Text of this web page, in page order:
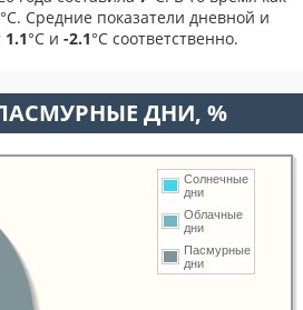
°C. Средние показатели дневной и
1.1°С и -2.1°С соответственно.
ДНИ, %
Солнечные
дни
Облачные
дни
Пасмурные
дни